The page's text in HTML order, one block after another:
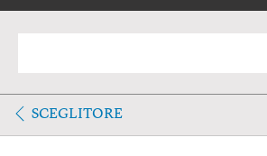
SCEGLITORE